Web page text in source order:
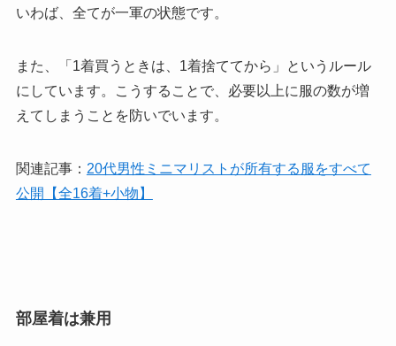
いわば、全てが一軍の状態です。
また、「1着買うときは、1着捨ててから」というルール
にしています。こうすることで、必要以上に服の数が増
えてしまうことを防いでいます。
関連記事： 20代男性ミニマリストが所有する服をすべて
公開【全16着+小物】
部屋着は兼用